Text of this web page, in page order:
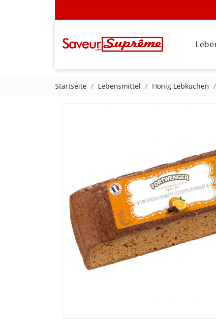
Startseite Lebensmittel Honig Lebkuchen